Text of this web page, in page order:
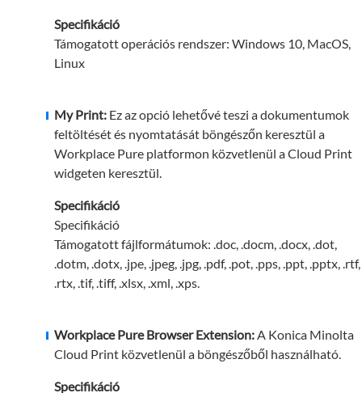
Specifikáció
Támogatott operációs rendszer: Windows 10, MacOS,
Linux
My Print: Ez az opció lehetővé teszi a dokumentumok
feltöltését és nyomtatását böngészőn keresztül a
Workplace Pure platformon közvetlenül a Cloud Print
widgeten keresztül.
Specifikáció
Specifikáció
Támogatott fájlformátumok: .doc, .docm, .docx, .dot,
.dotm, .dotx, .jpe, .jpeg, .jpg, .pdf, .pot, .pps, .ppt, .pptx, .rtf,
.rtx, .tif, .tiff, .xlsx, .xml, .xps.
Workplace Pure Browser Extension:A Konica Minolta
Cloud Print közvetlenül a böngészőből használható.
Specifikáció